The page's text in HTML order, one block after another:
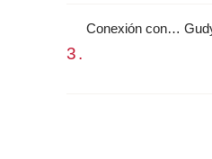
Conexión con…